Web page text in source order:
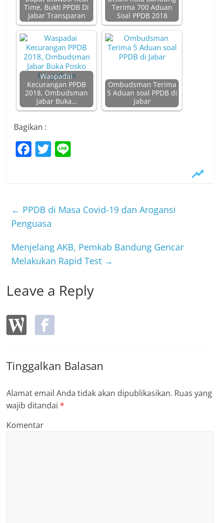
Time, Bukti PPDB Di
Jabar Transparan
Terima 700 Aduan
Soal PPDB 2018
Waspadai
Kecurangan PPDB
2018, Ombudsman
Jabar Buka…
Ombudsman Terima
5 Aduan soal PPDB di
Jabar
Bagikan :
F
b
o
o
k
T
← PPDB di Masa Covid-19 dan Arogansi
Penguasa
Menjelang AKB, Pemkab Bandung Gencar
Melakukan Rapid Test →
Leave a Reply
Tinggalkan Balasan
Alamat email Anda tidak akan dipublikasikan. Ruas yang
wajib ditandai*
Komentar